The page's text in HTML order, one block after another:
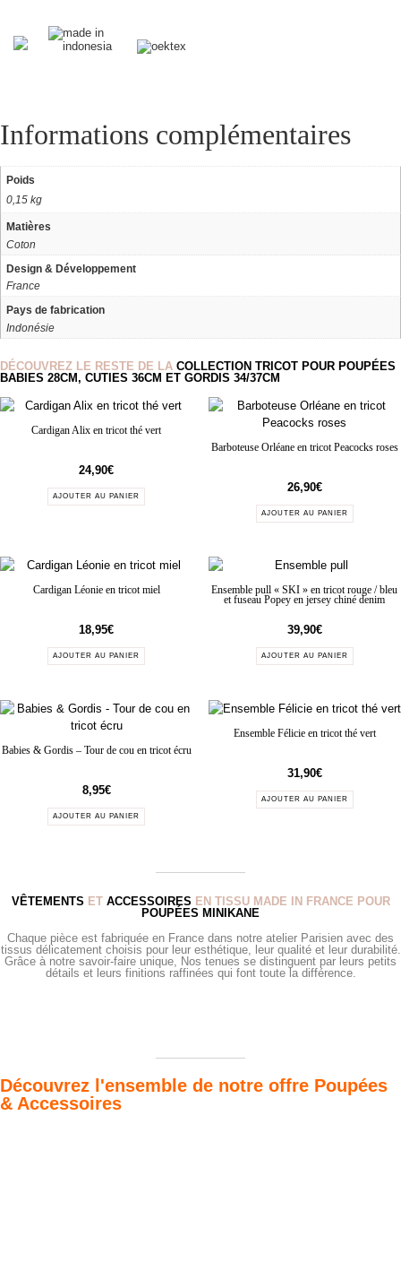
Informations complémentaires
Poids
0,15 kg
Matières
Coton
Design & Développement
France
Pays de fabrication
Indonésie
DÉCOUVREZ LE RESTE DE LA COLLECTION TRICOT POUR POUPÉES
BABIES 28CM, CUTIES 36CM ET GORDIS 34/37CM
Cardigan Alix en tricot thé vert
24,90€
AJOUTER AU PANIER
Barboteuse Orléane en tricot Peacocks roses
26,90€
AJOUTER AU PANIER
Cardigan Léonie en tricot miel
18,95€
AJOUTER AU PANIER
Ensemble pull « SKI » en tricot rouge / bleu
et fuseau Popey en jersey chiné denim
39,90€
AJOUTER AU PANIER
Babies & Gordis – Tour de cou en tricot écru
8,95€
AJOUTER AU PANIER
Ensemble Félicie en tricot thé vert
31,90€
AJOUTER AU PANIER
VÊTEMENTS ET ACCESSOIRES EN TISSU MADE IN FRANCE POUR
POUPÉES MINIKANE
Chaque pièce est fabriquée en France dans notre atelier Parisien avec des
tissus délicatement choisis pour leur esthétique, leur qualité et leur durabilité.
Grâce à notre savoir-faire unique, Nos tenues se distinguent par leurs petits
détails et leurs finitions raffinées qui font toute la différence.
Découvrez l'ensemble de notre offre Poupées
& Accessoires